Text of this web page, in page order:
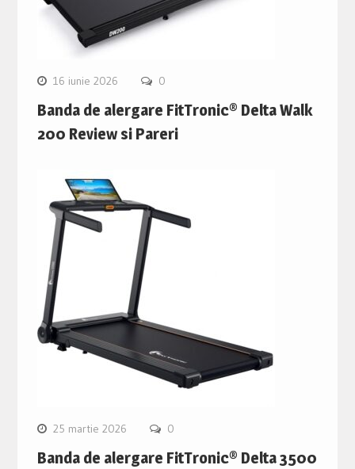
16 iunie 2026 0
Banda de alergare FitTronic® Delta Walk
200 Review si Pareri
25 martie 2026 0
Banda de alergare FitTronic® Delta 3500